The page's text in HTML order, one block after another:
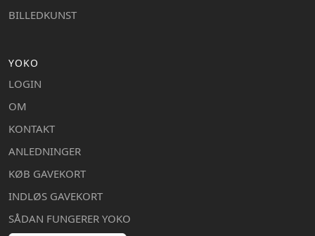
BILLEDKUNST
YOKO
LOGIN
OM
KONTAKT
ANLEDNINGER
KØB GAVEKORT
INDLØS GAVEKORT
SÅDAN FUNGERER YOKO